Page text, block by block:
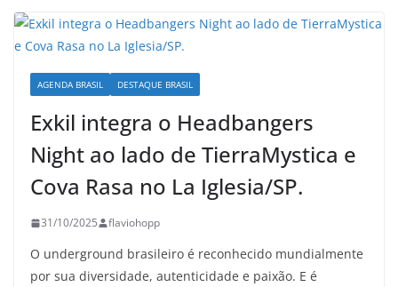
AGENDA BRASIL DESTAQUE BRASIL
Exkil integra o Headbangers
Night ao lado de TierraMystica e
Cova Rasa no La Iglesia/SP.
31/10/2025 flaviohopp
O underground brasileiro é reconhecido mundialmente
por sua diversidade, autenticidade e paixão. E é